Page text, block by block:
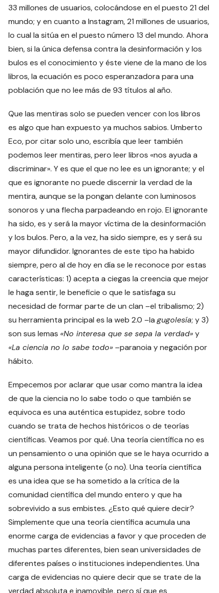
33 millones de usuarios, colocándose en el puesto 21 del
mundo; y en cuanto a Instagram, 21 millones de usuarios,
lo cual la sitúa en el puesto número 13 del mundo. Ahora
bien, si la única defensa contra la desinformación y los
bulos es el conocimiento y éste viene de la mano de los
libros, la ecuación es poco esperanzadora para una
población que no lee más de 93 títulos al año.
Que las mentiras solo se pueden vencer con los libros
es algo que han expuesto ya muchos sabios. Umberto
Eco, por citar solo uno, escribía que leer también
podemos leer mentiras, pero leer libros «nos ayuda a
discriminar». Y es que el que no lee es un ignorante; y el
que es ignorante no puede discernir la verdad de la
mentira, aunque se la pongan delante con luminosos
sonoros y una flecha parpadeando en rojo. El ignorante
ha sido, es y será la mayor víctima de la desinformación
y los bulos. Pero, a la vez, ha sido siempre, es y será su
mayor difundidor. Ignorantes de este tipo ha habido
siempre, pero al de hoy en día se le reconoce por estas
características: 1) acepta a ciegas la creencia que mejor
le haga sentir, le beneficie o que le satisfaga su
necesidad de formar parte de un clan –el tribalismo; 2)
su herramienta principal es la web 2.0 –lagugolesía; y 3)
son sus lemas «No interesa que se sepa la verdad»y
«La ciencia no lo sabe todo» –paranoia y negación por
hábito.
Empecemos por aclarar que usar como mantra la idea
de que la ciencia no lo sabe todo o que también se
equivoca es una auténtica estupidez, sobre todo
cuando se trata de hechos históricos o de teorías
científicas. Veamos por qué. Una teoría científica no es
un pensamiento o una opinión que se le haya ocurrido a
alguna persona inteligente (o no). Una teoría científica
es una idea que se ha sometido a la crítica de la
comunidad científica del mundo entero y que ha
sobrevivido a sus embistes. ¿Esto qué quiere decir?
Simplemente que una teoría científica acumula una
enorme carga de evidencias a favor y que proceden de
muchas partes diferentes, bien sean universidades de
diferentes países o instituciones independientes. Una
carga de evidencias no quiere decir que se trate de la
verdad absoluta e inamovible, pero sí que es